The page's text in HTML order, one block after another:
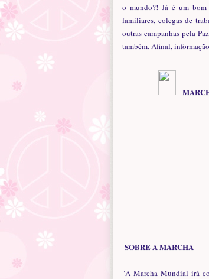
o mundo?! Já é um bom
familiares, colegas de
outras campanhas pela
também. Afinal,
SOBRE A MARCHA
"A Marcha Mundial irá